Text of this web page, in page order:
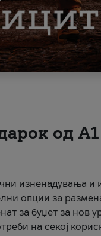
од
изненадувања
опции за
за буџет за нов
на секој